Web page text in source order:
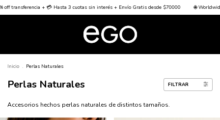
+ 💳 Hasta 3 cuotas sin interés + Envío Gratis desde $70000 🌐 Worldwide Shipping 🌐
Inicio . Perlas Naturales
Perlas Naturales FILTRAR
Accesorios hechos perlas naturales de distintos tamaños.